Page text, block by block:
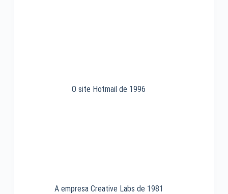
O site Hotmail de 1996
A empresa Creative Labs de 1981